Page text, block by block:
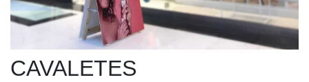
CAVALETES